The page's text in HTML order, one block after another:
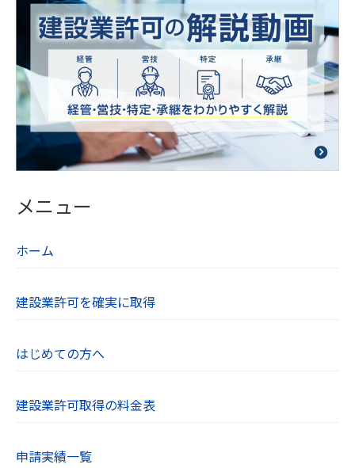
点検を行っています。
【５．個人データの第三者提供について】
当社は法令及びガイドラインに別段の定めがある
場合を除き、同意を得ないで第三者に個人情報を
提供することは致しません。
【６．保有個人データの開示、訂正】
当社は本人から個人情報の開示を求められたとき
人情報の利用目的の通知や訂正、追加、削除、利
は、お問い合わせフォームよりご連絡ください。
絡先】
明点、苦情、その他のお問い合わせはお問い合わ
【８．SSL（Secure Socket Layer）について】
ラウザとWebサーバーとの通信を暗号化していま
メニュー
ホーム
建設業許可を確実に取得
はじめての方へ
建設業許可取得の料金表
申請実績一覧